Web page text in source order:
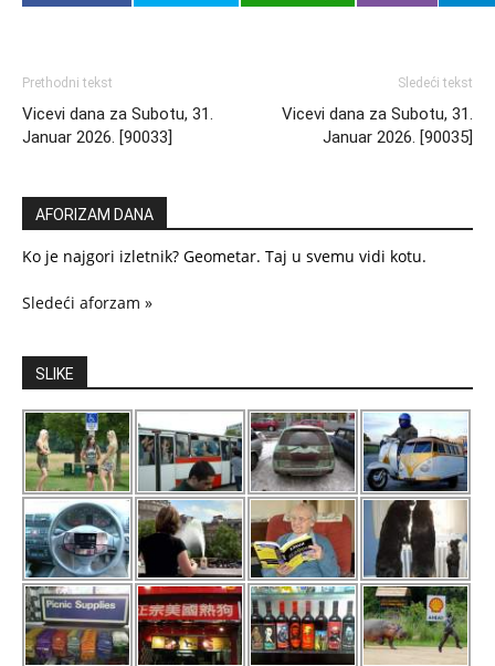
Prethodni tekst
Vicevi dana za Subotu, 31.
Januar 2026. [90033]
Sledeći tekst
Vicevi dana za Subotu, 31.
Januar 2026. [90035]
AFORIZAM DANA
Ko je najgori izletnik? Geometar. Taj u svemu vidi kotu.
Sledeći aforzam »
SLIKE